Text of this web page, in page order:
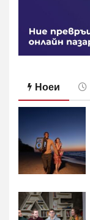
Ноеи